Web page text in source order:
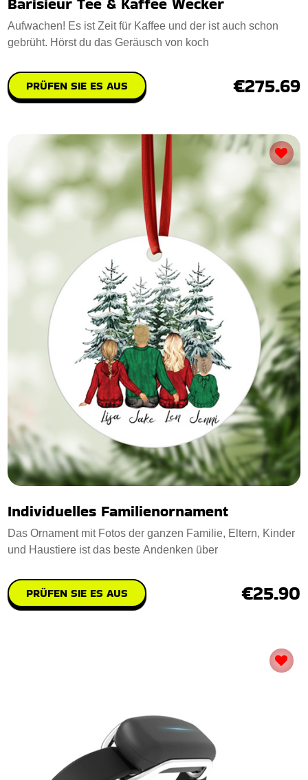
Aufwachen! Es ist Zeit für Kaffee und der ist auch schon
gebrüht. Hörst du das Geräusch von koch
PRÜFEN SIE ES AUS €275.69
Individuelles Familienornament
Das Ornament mit Fotos der ganzen Familie, Eltern, Kinder
und Haustiere ist das beste Andenken über
PRÜFEN SIE ES AUS €25.90